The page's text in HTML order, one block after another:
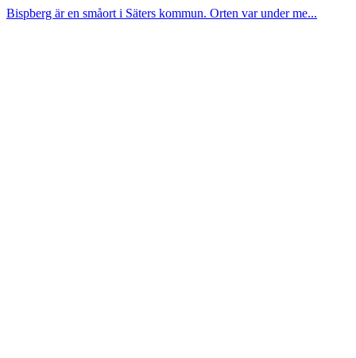
Bispberg är en småort i Säters kommun. Orten var under me...